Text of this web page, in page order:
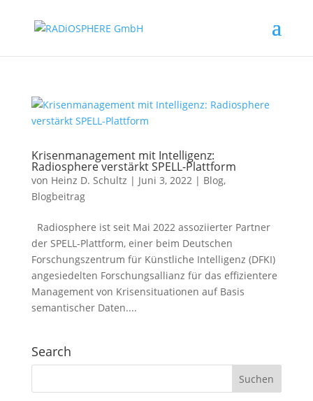
Krisenmanagement mit Intelligenz:
Radiosphere verstärkt SPELL-Plattform
von Heinz D. Schultz | Juni 3, 2022| Blog,
Blogbeitrag
Radiosphere ist seit Mai 2022 assoziierter Partner
der SPELL-Plattform, einer beim Deutschen
Forschungszentrum für Künstliche Intelligenz (DFKI)
angesiedelten Forschungsallianz für das effizientere
Management von Krisensituationen auf Basis
semantischer Daten....
Search